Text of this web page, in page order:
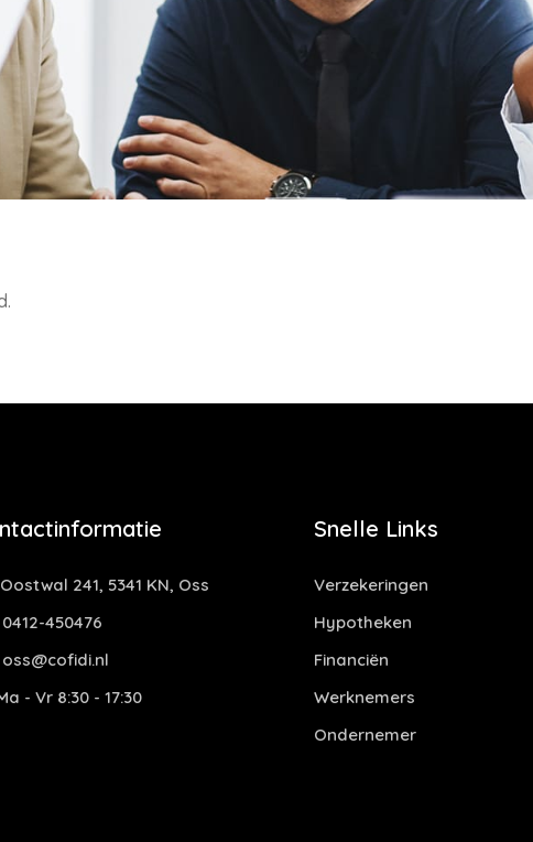
Oostwal 241, 5341 KN, Oss
0412-450476
oss@cofidi.nl
- Vr 8:30 - 17:30
Snelle Links
Verzekeringen
Hypotheken
Financiën
Werknemers
Ondernemer